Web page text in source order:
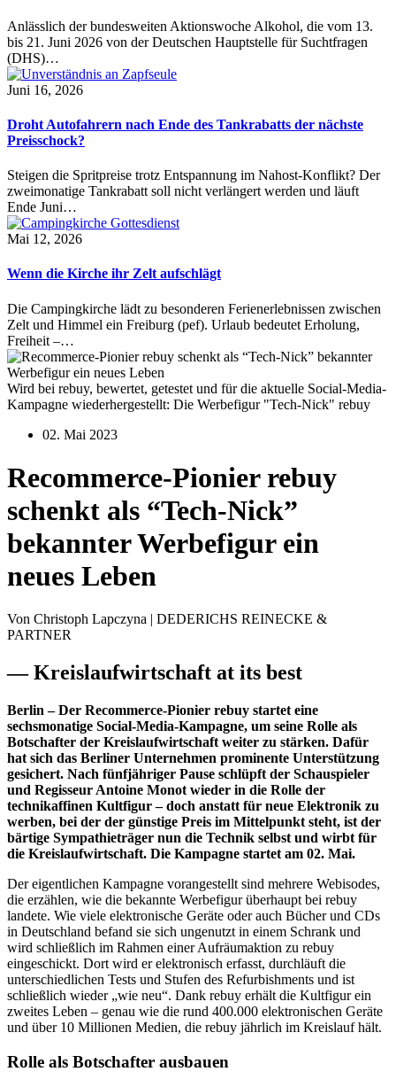
Anlässlich der bundesweiten Aktionswoche Alkohol, die vom 13.
bis 21. Juni 2026 von der Deutschen Hauptstelle für Suchtfragen
(DHS)…
Juni 16, 2026
Droht Autofahrern nach Ende des Tankrabatts der nächste
Preisschock?
Steigen die Spritpreise trotz Entspannung im Nahost-Konflikt? Der
zweimonatige Tankrabatt soll nicht verlängert werden und läuft
Ende Juni…
Mai 12, 2026
Wenn die Kirche ihr Zelt aufschlägt
Die Campingkirche lädt zu besonderen Ferienerlebnissen zwischen
Zelt und Himmel ein Freiburg (pef). Urlaub bedeutet Erholung,
Freiheit –…
Wird bei rebuy, bewertet, getestet und für die aktuelle Social-Media-
Kampagne wiederhergestellt: Die Werbefigur "Tech-Nick" rebuy
02. Mai 2023
Recommerce-Pionier rebuy
schenkt als “Tech-Nick”
bekannter Werbefigur ein
neues Leben
Von Christoph Lapczyna | DEDERICHS REINECKE &
PARTNER
— Kreislaufwirtschaft at its best
Berlin – Der Recommerce-Pionier rebuy startet eine
sechsmonatige Social-Media-Kampagne, um seine Rolle als
Botschafter der Kreislaufwirtschaft weiter zu stärken. Dafür
hat sich das Berliner Unternehmen prominente Unterstützung
gesichert. Nach fünfjähriger Pause schlüpft der Schauspieler
und Regisseur Antoine Monot wieder in die Rolle der
technikaffinen Kultfigur – doch anstatt für neue Elektronik zu
werben, bei der der günstige Preis im Mittelpunkt steht, ist der
bärtige Sympathieträger nun die Technik selbst und wirbt für
die Kreislaufwirtschaft. Die Kampagne startet am 02. Mai.
Der eigentlichen Kampagne vorangestellt sind mehrere Webisodes,
die erzählen, wie die bekannte Werbefigur überhaupt bei rebuy
landete. Wie viele elektronische Geräte oder auch Bücher und CDs
in Deutschland befand sie sich ungenutzt in einem Schrank und
wird schließlich im Rahmen einer Aufräumaktion zu rebuy
eingeschickt. Dort wird er elektronisch erfasst, durchläuft die
unterschiedlichen Tests und Stufen des Refurbishments und ist
schließlich wieder „wie neu“. Dank rebuy erhält die Kultfigur ein
zweites Leben – genau wie die rund 400.000 elektronischen Geräte
und über 10 Millionen Medien, die rebuy jährlich im Kreislauf hält.
Rolle als Botschafter ausbauen